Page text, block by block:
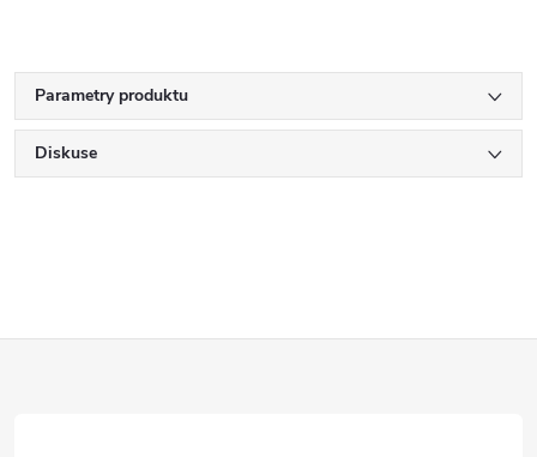
Parametry produktu
Diskuse